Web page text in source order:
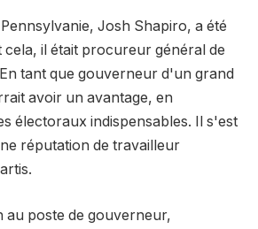
Josh Shapiro, a été
cela, il était procureur général de
tant que gouverneur d'un grand
avoir un avantage, en
électoraux indispensables. Il s'est
réputation de travailleur
au poste de gouverneur,